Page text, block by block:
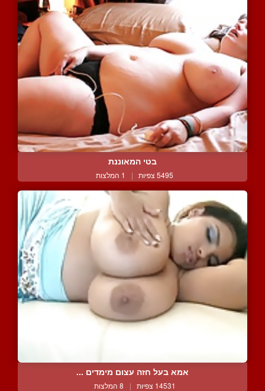
בטי המאוננת
5495 צפיות | 1 המלצות
אמא בעל חזה עצום מימדים ...
14531 צפיות | 8 המלצות